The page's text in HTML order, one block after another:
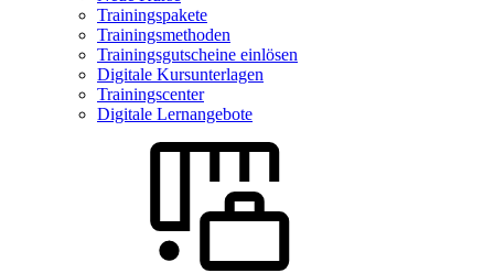
Trainingspakete
Trainingsmethoden
Trainingsgutscheine einlösen
Digitale Kursunterlagen
Trainingscenter
Digitale Lernangebote